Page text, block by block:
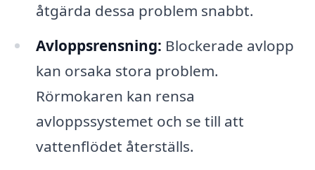
åtgärda dessa problem snabbt.
Avloppsrensning: Blockerade avlopp
kan orsaka stora problem.
Rörmokaren kan rensa
avloppssystemet och se till att
vattenflödet återställs.